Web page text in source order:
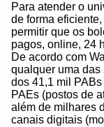
Para atender o
de forma
permitir que os
pagos, online, 24
De acordo com
qualquer uma
dos 41,1 mil
PAEs (postos de
além de milhares
canais digitais